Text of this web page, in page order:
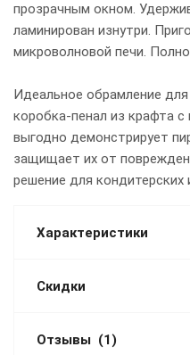
прозрачным окном.
ламинирован изнутри.
микроволновой печи.
Идеальное обрамление
коробка-пенал из крафта
выгодно демонстрирует
защищает их от
решение для кондитерских
Характеристики
Скидки
Отзывы (1)